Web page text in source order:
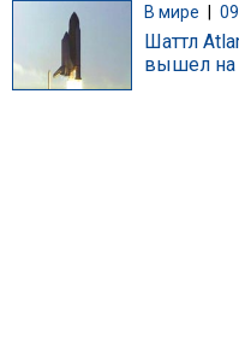
В мире
Шаттл
вышел на